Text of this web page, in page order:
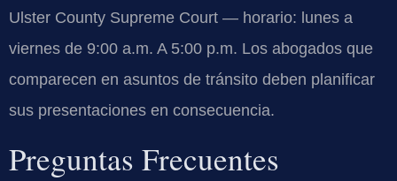
Ulster County Supreme Court — horario: lunes a
viernes de 9:00 a.m. A 5:00 p.m. Los abogados que
comparecen en asuntos de tránsito deben planificar
sus presentaciones en consecuencia.
Preguntas Frecuentes